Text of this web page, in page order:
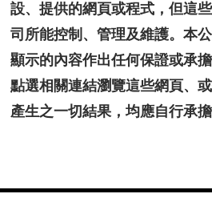
設、提供的網頁或程式，但這
司所能控制、管理及維護。本
顯示的內容作出任何保證或承
點選相關連結瀏覽這些網頁、
產生之一切結果，均應自行承擔